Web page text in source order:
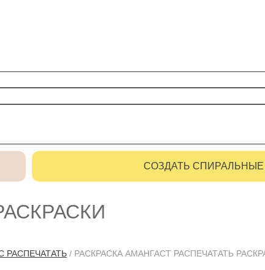
СОЗДАТЬ СПИРАЛЬНЫЕ
РАСПЕЧАТАТЬ / РАСКРАСКА АМАНГАСТ РАСПЕЧАТАТЬ